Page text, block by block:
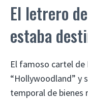
El letrero
estaba
El famoso cartel
“Hollywoodland” y
temporal de bienes